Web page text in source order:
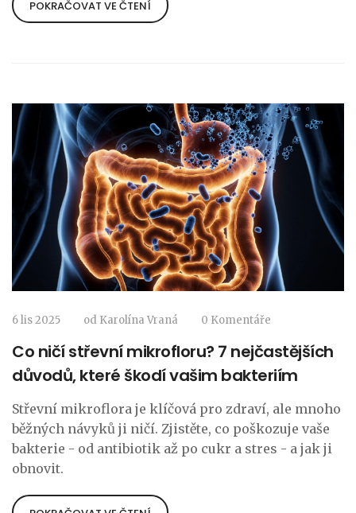
POKRAČOVAT VE ČTENÍ
6 lis 2025 od Karolína Vraná 0 Komentáře
Co ničí střevní mikrofloru? 7 nejčastějších
důvodů, které škodí vašim bakteriím
Střevní mikroflora je klíčová pro zdraví, ale mnoho
běžných návyků ji ničí. Zjistěte, co poškozuje vaše
bakterie - od antibiotik až po cukr a stres - a jak ji
obnovit.